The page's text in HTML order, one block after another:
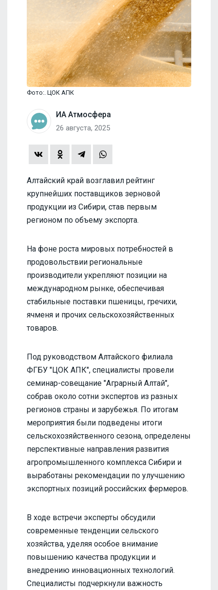
Фото:. ЦОК АПК
ИА Атмосфера
26 августа, 2025
Алтайский край возглавил рейтинг
крупнейших поставщиков зерновой
продукции из Сибири, став первым
регионом по объему экспорта.
На фоне роста мировых потребностей в
продовольствии региональные
производители укрепляют позиции на
международном рынке, обеспечивая
стабильные поставки пшеницы, гречихи,
ячменя и прочих сельскохозяйственных
товаров.
Под руководством Алтайского филиала
ФГБУ "ЦОК АПК", специалисты провели
семинар-совещание "Аграрный Алтай",
собрав около сотни экспертов из разных
регионов страны и зарубежья. По итогам
мероприятия были подведены итоги
сельскохозяйственного сезона, определены
перспективные направления развития
агропромышленного комплекса Сибири и
выработаны рекомендации по улучшению
экспортных позиций российских фермеров.
В ходе встречи эксперты обсудили
современные тенденции сельского
хозяйства, уделяя особое внимание
повышению качества продукции и
внедрению инновационных технологий.
Специалисты подчеркнули важность